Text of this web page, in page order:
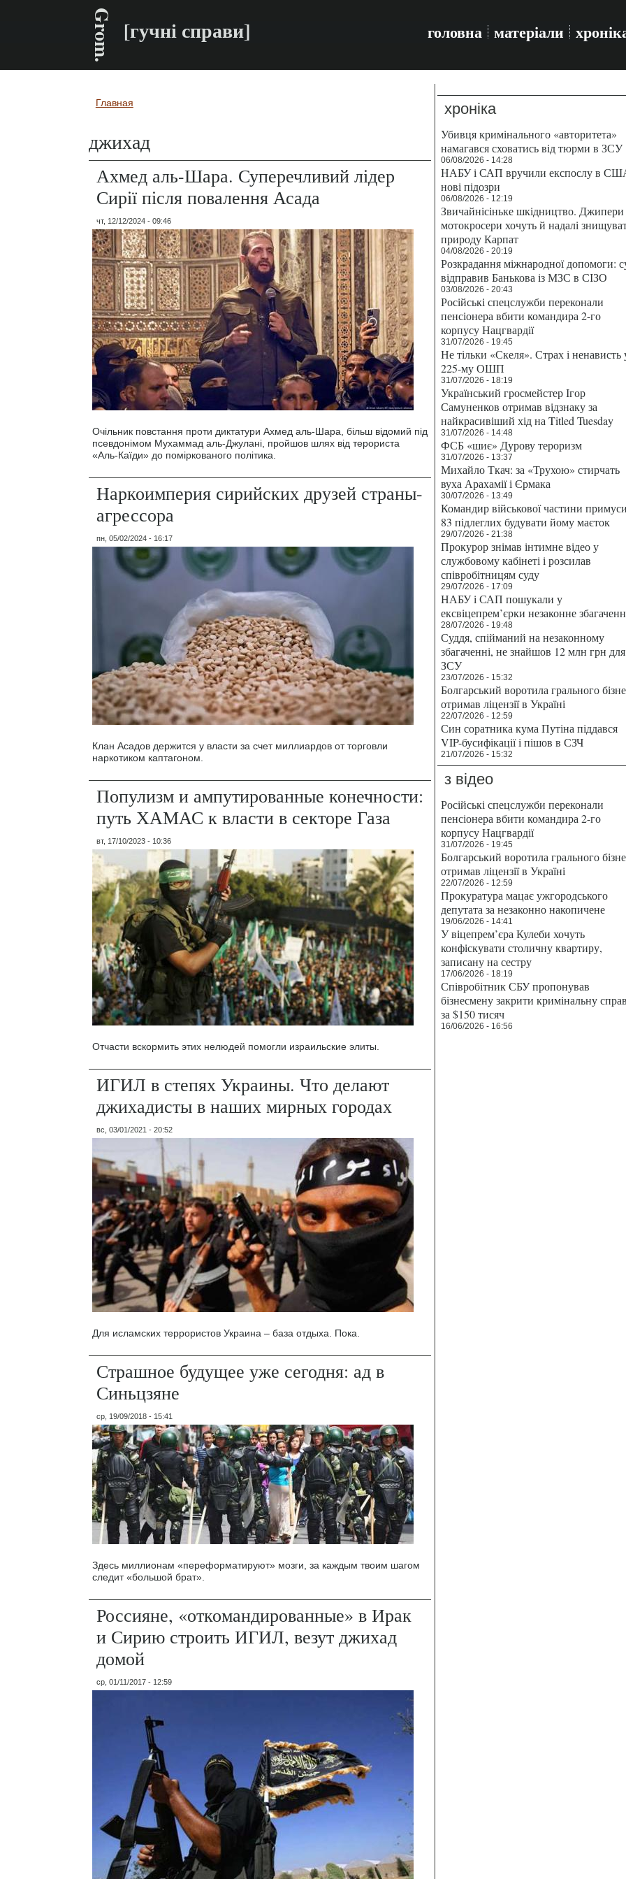
Grom. [гучні справи] головна матеріали
Вы здесь
Главная
джихад
Ахмед аль-Шара. Суперечливий лідер
Сирії після повалення Асада
чт, 12/12/2024 - 09:46
Очільник повстання проти диктатури Ахмед аль-Шара, більш відомий під
псевдонімом Мухаммад аль-Джулані, пройшов шлях від терориста
«Аль-Каїди» до поміркованого політика.
Наркоимперия сирийских друзей страны-
агрессора
пн, 05/02/2024 - 16:17
Клан Асадов держится у власти за счет миллиардов от торговли
наркотиком каптагоном.
Популизм и ампутированные конечности:
путь ХАМАС к власти в секторе Газа
вт, 17/10/2023 - 10:36
Отчасти вскормить этих нелюдей помогли израильские элиты.
ИГИЛ в степях Украины. Что делают
джихадисты в наших мирных городах
вс, 03/01/2021 - 20:52
Для исламских террористов Украина – база отдыха. Пока.
Страшное будущее уже сегодня: ад в
Синьцзяне
ср, 19/09/2018 - 15:41
Здесь миллионам «переформатируют» мозги, за каждым твоим шагом
следит «большой брат».
Россияне, «откомандированные» в Ирак
и Сирию строить ИГИЛ, везут джихад
домой
ср, 01/11/2017 - 12:59
хроніка
Убивця кримінального «авторитета»
намагався сховатись від тюрми в ЗСУ
06/08/2026 - 14:28
НАБУ і САП вручили експослу в
нові підозри
06/08/2026 - 12:19
Звичайнісіньке шкідництво. Джипери
мотокросери хочуть й надалі
природу Карпат
04/08/2026 - 20:19
Розкрадання міжнародної допомоги:
відправив Банькова із МЗС в СІЗО
03/08/2026 - 20:43
Російські спецслужби переконали
пенсіонера вбити командира 2-го
корпусу Нацгвардії
31/07/2026 - 19:45
Не тільки «Скеля». Страх і ненависть
225-му ОШП
31/07/2026 - 18:19
Український гросмейстер Ігор
Самуненков отримав відзнаку за
найкрасивіший хід на Titled Tuesday
31/07/2026 - 14:48
ФСБ «шиє» Дурову тероризм
31/07/2026 - 13:37
Михайло Ткач: за «Трухою» стирчать
вуха Арахамії і Єрмака
30/07/2026 - 13:49
Командир військової частини
83 підлеглих будувати йому маєток
29/07/2026 - 21:38
Прокурор знімав інтимне відео у
службовому кабінеті і розсилав
співробітницям суду
29/07/2026 - 17:09
НАБУ і САП пошукали у
ексвіцепрем’єрки незаконне
28/07/2026 - 19:48
Суддя, спійманий на незаконному
збагаченні, не знайшов 12 млн грн для
ЗСУ
23/07/2026 - 15:32
Болгарський воротила грального
отримав ліцензії в Україні
22/07/2026 - 12:59
Син соратника кума Путіна піддався
VIP-бусифікації і пішов в СЗЧ
21/07/2026 - 15:32
з відео
Російські спецслужби переконали
пенсіонера вбити командира 2-го
корпусу Нацгвардії
31/07/2026 - 19:45
Болгарський воротила грального
отримав ліцензії в Україні
22/07/2026 - 12:59
Прокуратура мацає ужгородського
депутата за незаконно накопичене
19/06/2026 - 14:41
У віцепрем’єра Кулеби хочуть
конфіскувати столичну квартиру,
записану на сестру
17/06/2026 - 18:19
Співробітник СБУ пропонував
бізнесмену закрити кримінальну
за $150 тисяч
16/06/2026 - 16:56